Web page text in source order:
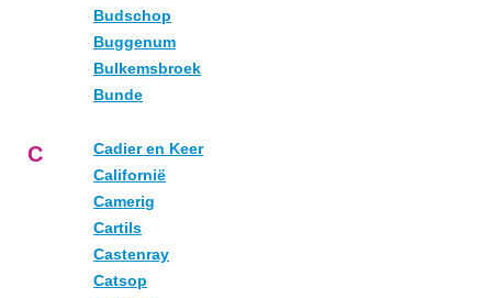
Budschop
Buggenum
Bulkemsbroek
Bunde
C
Cadier en Keer
Californië
Camerig
Cartils
Castenray
Catsop